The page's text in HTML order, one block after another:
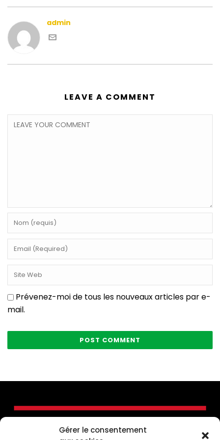
Gérer le consentement
admin
LEAVE A COMMENT
Prévenez-moi de tous les nouveaux articles par e-
mail.